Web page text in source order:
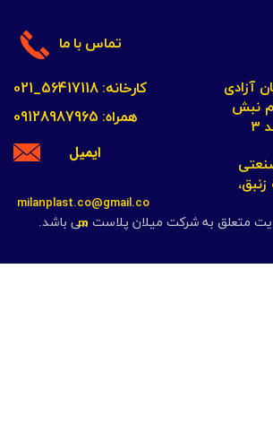
متعلق به شرکت میلان پلاست می باشد.
تماس با ما
کارخانه: 56417118_021
همراه: 09128987965
آزادی
نبش
ایمیل
milanplast.co@gmail.co
m